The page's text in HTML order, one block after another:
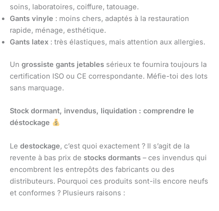
soins, laboratoires, coiffure, tatouage.
Gants vinyle : moins chers, adaptés à la restauration
rapide, ménage, esthétique.
Gants latex : très élastiques, mais attention aux allergies.
Un grossiste gants jetables sérieux te fournira toujours la
certification ISO ou CE correspondante. Méfie-toi des lots
sans marquage.
Stock dormant, invendus, liquidation : comprendre le
déstockage
Le destockage, c’est quoi exactement ? Il s’agit de la
revente à bas prix de stocks dormants – ces invendus qui
encombrent les entrepôts des fabricants ou des
distributeurs. Pourquoi ces produits sont-ils encore neufs
et conformes ? Plusieurs raisons :